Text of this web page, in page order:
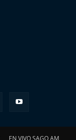
EN VIVO SAGO AM